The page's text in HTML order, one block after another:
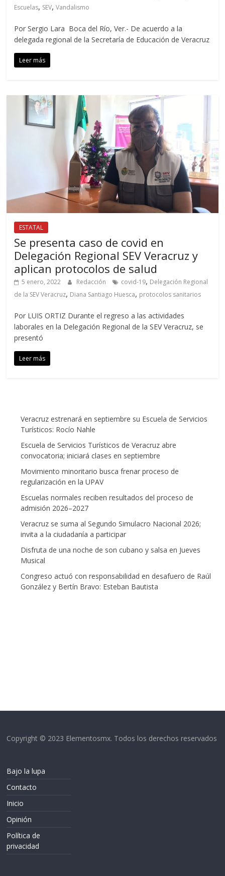
Escuelas, SEV,Vandalismo
Por Sergio Lara Boca del Río, Ver.- De acuerdo a la
delegada regional de la Secretaría de Educación de Veracruz
Leer más
ESTATAL
Se presenta caso de covid en
Delegación Regional SEV Veracruz y
aplican protocolos de salud
5 enero, 2022 Redacción covid-19, Delegación Regional
de la SEV Veracruz, Diana Santiago Huesca, protocolos sanitarios
Por LUIS ORTIZ Durante el regreso a las actividades
laborales en la Delegación Regional de la SEV Veracruz, se
presentó
Leer más
Veracruz estrenará en septiembre su Escuela de Servicios
Turísticos: Rocío Nahle
Escuela de Servicios Turísticos de Veracruz abre
convocatoria; iniciará clases en septiembre
Movimiento minoritario busca frenar proceso de
regularización en la UPAV
Escuelas normales reciben resultados del proceso de
admisión 2026–2027
Veracruz se suma al Segundo Simulacro Nacional 2026;
invita a la ciudadanía a participar
Disfruta de una noche de son cubano y salsa en Jueves
Musical
Congreso actuó con responsabilidad en desafuero de Raúl
González y Bertín Bravo: Esteban Bautista
Copyright © 2023 Elementosmx. Todos los derechos reservados
Bajo la lupa
Contacto
Inicio
Opinión
Política de
privacidad